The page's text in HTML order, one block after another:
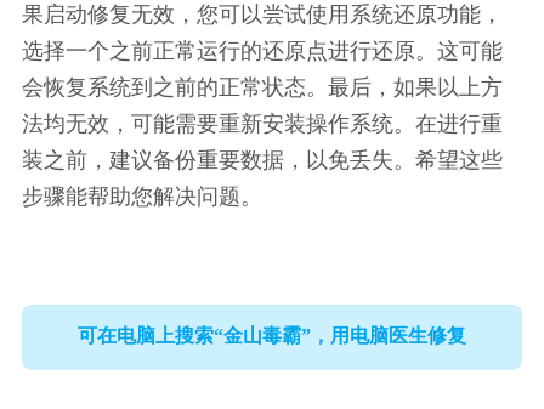
果启动修复无效，您可以尝试使用系统还原功能，
选择一个之前正常运行的还原点进行还原。这可能
会恢复系统到之前的正常状态。最后，如果以上方
法均无效，可能需要重新安装操作系统。在进行重
装之前，建议备份重要数据，以免丢失。希望这些
步骤能帮助您解决问题。
可在电脑上搜索“金山毒霸”，用电脑医生修复